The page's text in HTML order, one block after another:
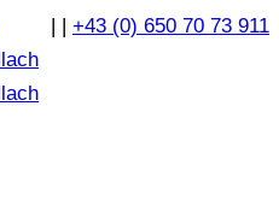
| | +43 (0) 650 70 73 911